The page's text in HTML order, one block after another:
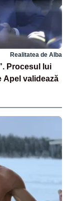
Realitatea de Alba
Procesul lui
Apel validează